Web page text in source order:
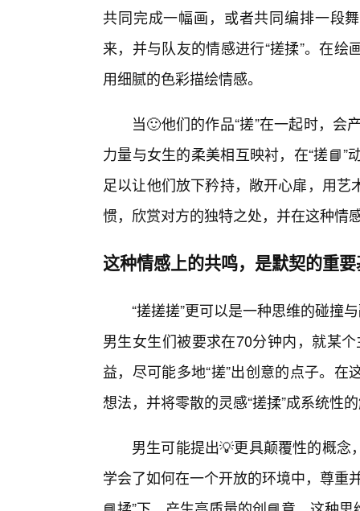
共同完成一幅画，或者共同编排一段
来，并与队友的情感进行“搓揉”。在
用细腻的色彩描绘情感。
当🙂他们的作品“搓”在一起时，
力量与女生的柔美相互映衬，在“搓
足以让他们放下矜持，敞开心扉，用
惯，欣赏对方的独特之处，并在这种情
这种情感上的共鸣，是默契的重
“搓搓搓”更可以是一种思维的碰撞
男生女生们被要求在70分钟内，就某
益，尽可能多地“搓”出创意的点子。
想法，并将零散的灵感“搓揉”成系统性
男生可能提出💡更具颠覆性的概
学会了如何在一个开放的环境中，尊重